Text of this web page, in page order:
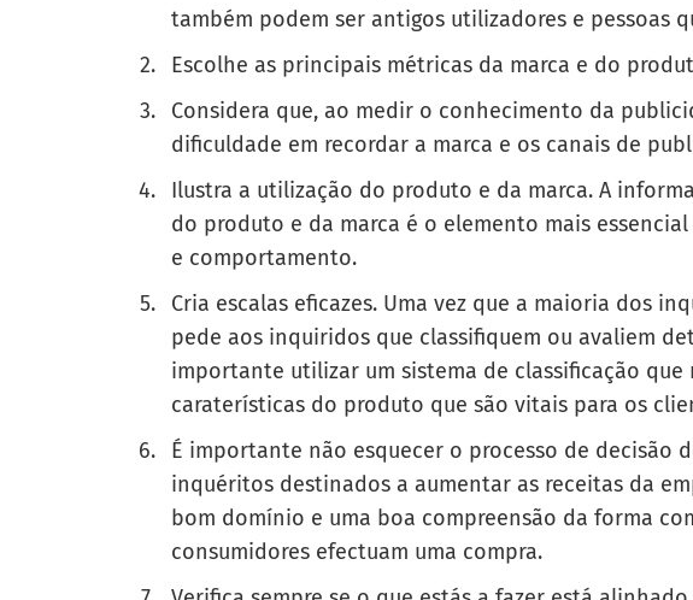
também podem ser antigos utilizadores e pessoas
Escolhe as principais métricas da marca e do
Considera que, ao medir o conhecimento da
dificuldade em recordar a marca e os canais de
Ilustra a utilização do produto e da marca. A
do produto e da marca é o elemento mais
e comportamento.
Cria escalas eficazes. Uma vez que a maioria dos
pede aos inquiridos que classifiquem ou avaliem
importante utilizar um sistema de classificação que
caraterísticas do produto que são vitais para os
É importante não esquecer o processo de decisão
inquéritos destinados a aumentar as receitas da
bom domínio e uma boa compreensão da forma
consumidores efectuam uma compra.